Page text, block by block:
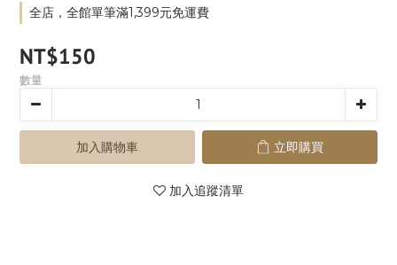
全店，全館單筆滿1,399元免運費
NT$150
數量
加入購物車 立即購買
加入追蹤清單